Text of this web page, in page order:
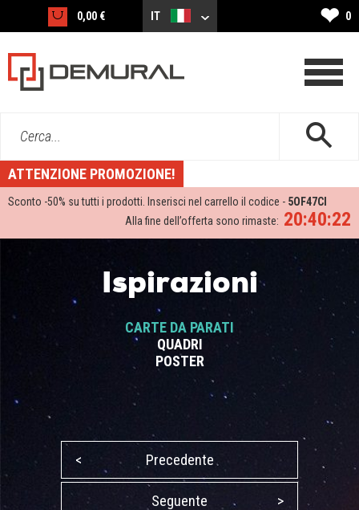
0,00 € IT ❤ 0
Cerca...
ATTENZIONE PROMOZIONE!
Sconto -50% su tutti i prodotti. Inserisci nel carrello il codice - 5OF47CI
20:40:22
Alla fine dell’offerta sono rimaste:
Ispirazioni
CARTE DA PARATI
QUADRI
POSTER
< Precedente
Seguente >